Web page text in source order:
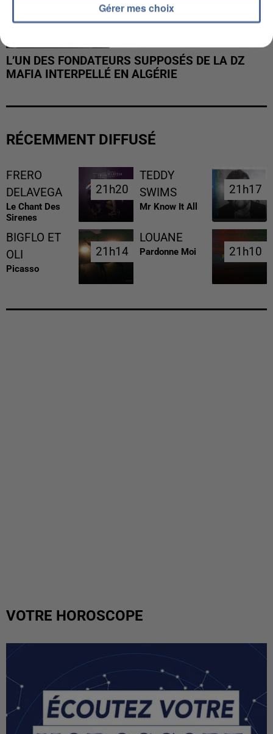
L’UN DES FONDATEURS SUPPOSÉS DE LA DZ
MAFIA INTERPELLÉ EN ALGÉRIE
RÉCEMMENT DIFFUSÉ
FRERO
DELAVEGA
Le Chant Des
Sirenes
21h20
21h20
TEDDY
SWIMS
Mr Know It All
21h17
21h17
BIGFLO ET
OLI
Picasso
21h14
21h14
LOUANE
Pardonne Moi 21h10
21h10
VOTRE HOROSCOPE
Gérer mes choix